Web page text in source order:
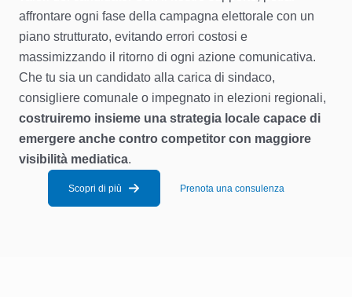
affrontare ogni fase della campagna elettorale con un
piano strutturato, evitando errori costosi e
massimizzando il ritorno di ogni azione comunicativa.
Che tu sia un candidato alla carica di sindaco,
consigliere comunale o impegnato in elezioni regionali,
costruiremo insieme una strategia locale capace di
emergere anche contro competitor con maggiore
visibilità mediatica.
Scopri di più Prenota una consulenza